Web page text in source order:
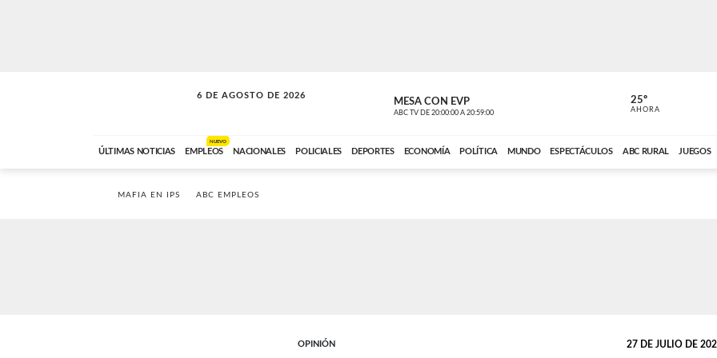
6 DE AGOSTO DE 2026
SOLO MÚSICA MESA CON EVP
ABC TV DE 20:00:00 A 20:59:00 ABC CARDINAL
25º
AHORA
ÚLTIMAS NOTICIAS EMPLEOS
NUEVO
NACIONALES POLICIALES DEPORTES ECONOMÍA POLÍTICA MUNDO ESPECTÁCULOS ABC RURAL JUEGOS
MAFIA EN IPS ABC EMPLEOS
OPINIÓN 27 DE JULIO DE